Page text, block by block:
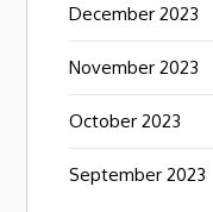
December 2023
November 2023
October 2023
September 2023